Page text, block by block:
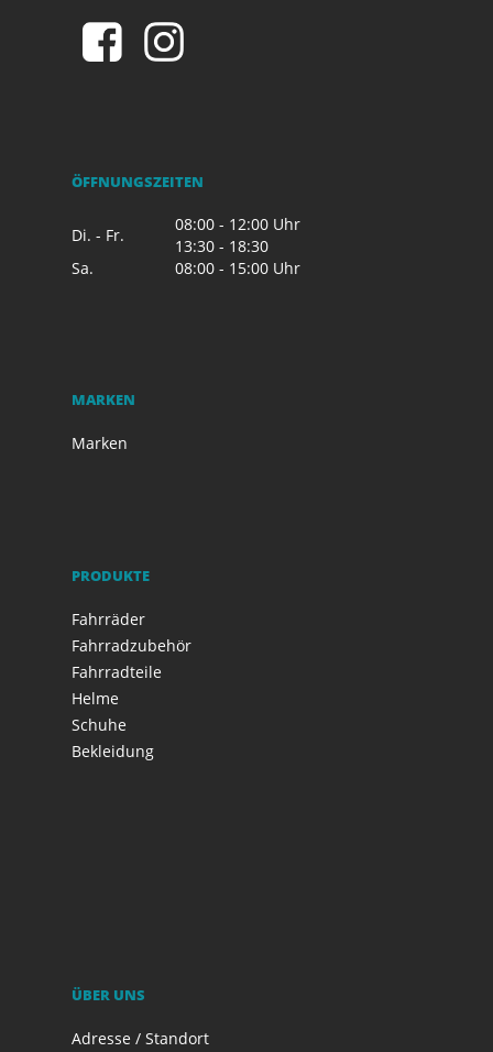
ÖFFNUNGSZEITEN
Di. - Fr.
08:00 - 12:00 Uhr
13:30 - 18:30
Sa.
08:00 - 15:00 Uhr
MARKEN
Marken
PRODUKTE
Fahrräder
Fahrradzubehör
Fahrradteile
Helme
Schuhe
Bekleidung
ÜBER UNS
Adresse / Standort